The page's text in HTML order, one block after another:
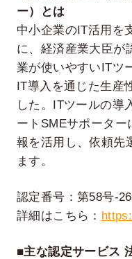
ー）とは
中小企業のIT活用を
に、経済産業大臣が
業が使いやすいITツ
IT導入を通じた生産
した。ITツールの導
ートSMEサポータ
報を活用し、依頼先
ます。
認定番号：第58号-
詳細はこちら：
■主な認定サービス